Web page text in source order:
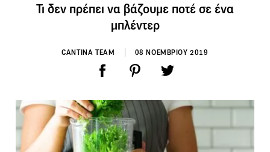
Τι δεν πρέπει να βάζουμε ποτέ σε ένα
μπλέντερ
CANTINA TEAM 08 ΝΟΕΜΒΡΙΟΥ 2019